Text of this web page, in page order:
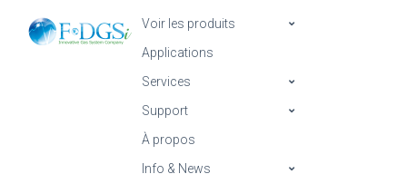
Voir les produits
Applications
Services
Support
À propos
Info & News